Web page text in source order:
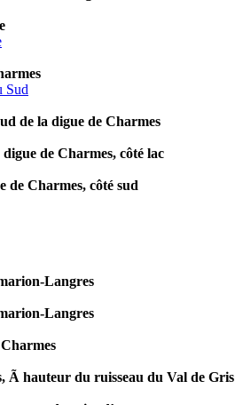
Sud
de la digue de Charmes
de Charmes, côté lac
de Charmes, côté sud
Langres
Langres
Ã hauteur du ruisseau du Val de Gris